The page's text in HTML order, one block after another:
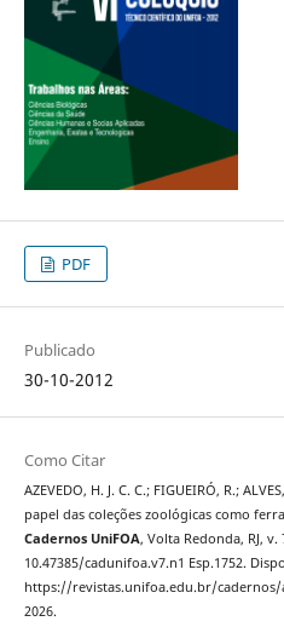
PDF
Publicado
30-10-2012
Como Citar
AZEVEDO, H. J. C. C.; FIGUEIRÓ, R.;
papel das coleções zoológicas como
Cadernos UniFOA, Volta Redonda, RJ, v.
10.47385/cadunifoa.v7.n1 Esp.1752.
https://revistas.unifoa.edu.br/cadernos/
2026.